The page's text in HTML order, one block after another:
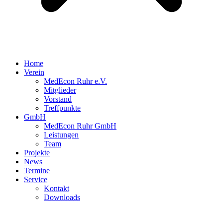
Home
Verein
MedEcon Ruhr e.V.
Mitglieder
Vorstand
Treffpunkte
GmbH
MedEcon Ruhr GmbH
Leistungen
Team
Projekte
News
Termine
Service
Kontakt
Downloads